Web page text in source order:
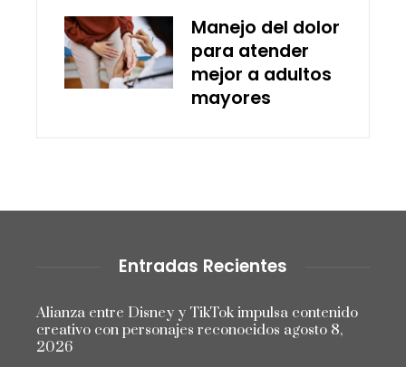
Manejo del dolor
para atender
mejor a adultos
mayores
Entradas Recientes
Alianza entre Disney y TikTok impulsa contenido
creativo con personajes reconocidos agosto 8,
2026